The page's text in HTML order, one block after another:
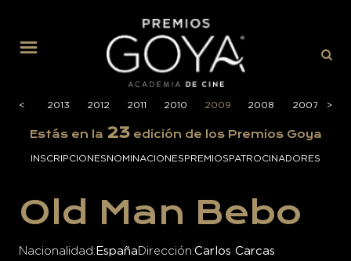
<
<
2014 2013 2012 2011 2010 2009 2008 2007 >
>
Estás en la 23edición de los Premios Goya
INSCRIPCIONESNOMINACIONESPREMIOSPATROCINADORES
Old Man Bebo
Nacionalidad España Dirección Carlos Carcas